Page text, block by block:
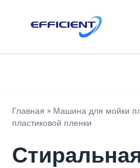
Главная » Машина для мойки
пластиковой пленки